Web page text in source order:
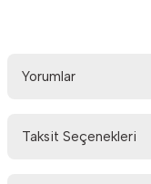
Yorumlar
Taksit Seçenekleri